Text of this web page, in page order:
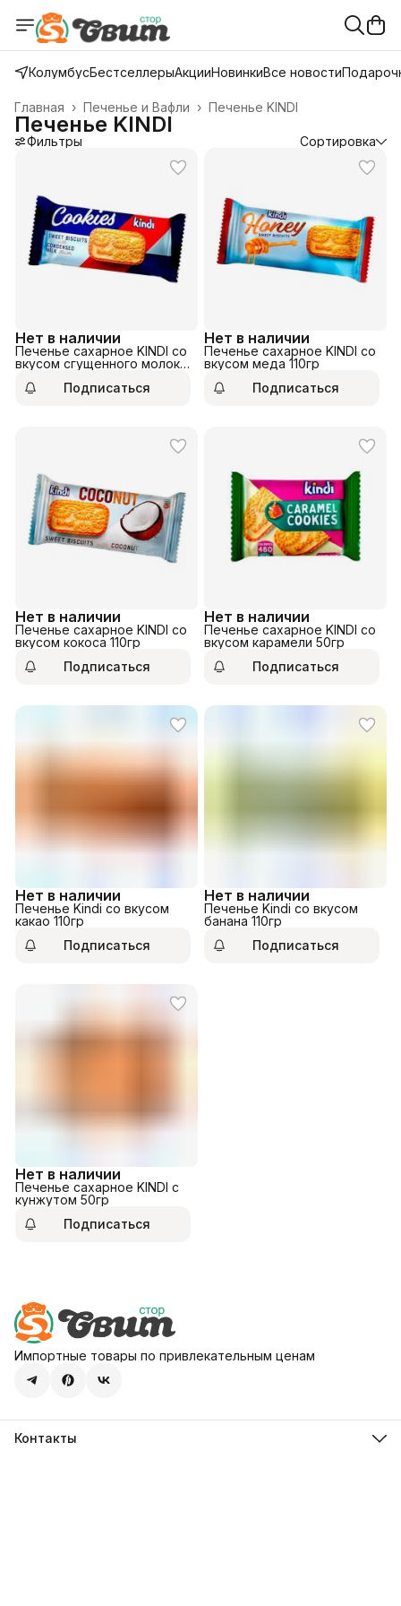
КолумбусБестселлерыАкцииНовинкиВсе новости
Печенье KINDI
Печенье и Вафли ›
Главная ›
Печенье KINDI
Фильтры Сортировка
Нет в наличии
Печенье сахарное KINDI со
вкусом сгущенного молока
Подписаться
Нет в наличии
Печенье сахарное KINDI со
вкусом меда 110гр
Подписаться
Нет в наличии
Печенье сахарное KINDI со
вкусом кокоса 110гр
Подписаться
Нет в наличии
Печенье сахарное KINDI со
вкусом карамели 50гр
Подписаться
Нет в наличии
Печенье Kindi со вкусом
какао 110гр
Подписаться
Нет в наличии
Печенье Kindi со вкусом
банана 110гр
Подписаться
Нет в наличии
Печенье сахарное KINDI с
кунжутом 50гр
Подписаться
Импортные товары по привлекательным ценам
Контакты